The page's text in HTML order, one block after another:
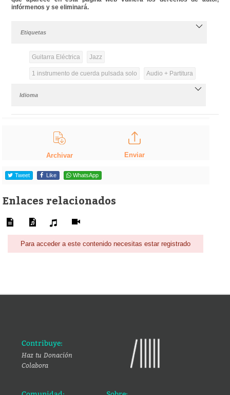
infórmenos y se eliminará.
Etiquetas
Guitarra Eléctrica Jazz
1 instrumento de cuerda pulsada solo Audio + Partitura
Idioma
Archivar Enviar
Tweet Like WhatsApp
Enlaces relacionados
Para acceder a este contenido necesitas estar registrado
Contribuye:
Haz tu Donación
Colabora